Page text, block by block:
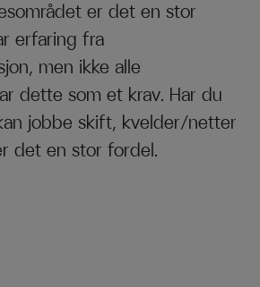
er det en stor
erfaring fra
men ikke alle
dette som et krav. Har du
jobbe skift, kvelder/netter
det en stor fordel.